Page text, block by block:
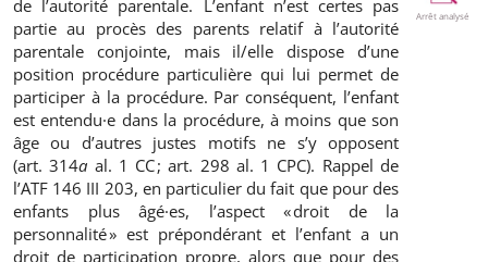
de l’autorité parentale. L’enfant n’est certes pas
partie au procès des parents relatif à l’autorité
parentale conjointe, mais il/elle dispose d’une
position procédure particulière qui lui permet de
participer à la procédure. Par conséquent, l’enfant
est entendu·e dans la procédure, à moins que son
âge ou d’autres justes motifs ne s’y opposent
(art. 314a al. 1 CC ; art. 298 al. 1 CPC). Rappel de
l’ATF 146 III 203, en particulier du fait que pour des
enfants plus âgé·es, l’aspect « droit de la
personnalité » est prépondérant et l’enfant a un
droit de participation propre, alors que pour des
Arrêt analysé